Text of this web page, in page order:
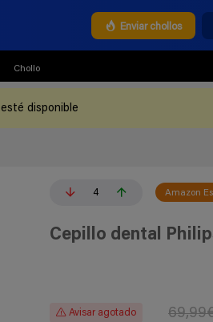
Enviar chollos
Chollo
disponible
4 Amazon
Cepillo dental
Avisar agotado